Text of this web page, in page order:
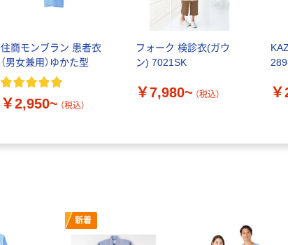
住商モンブラン 患者衣
（男女兼用）ゆかた型
￥2,950~ （税込）
フォーク 検診衣(ガウ
ン) 7021SK
￥7,980~ （税込）
新着